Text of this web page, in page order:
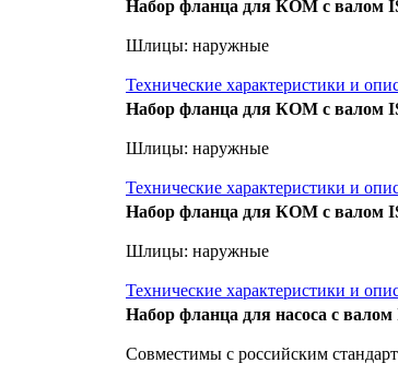
Набор фланца для КОМ с валом
Шлицы: наружные
Технические характеристики и
Набор фланца для КОМ с валом
Шлицы: наружные
Технические характеристики и
Набор фланца для КОМ с валом
Шлицы: наружные
Технические характеристики и
Набор фланца для насоса с валом
Совместимы с российским